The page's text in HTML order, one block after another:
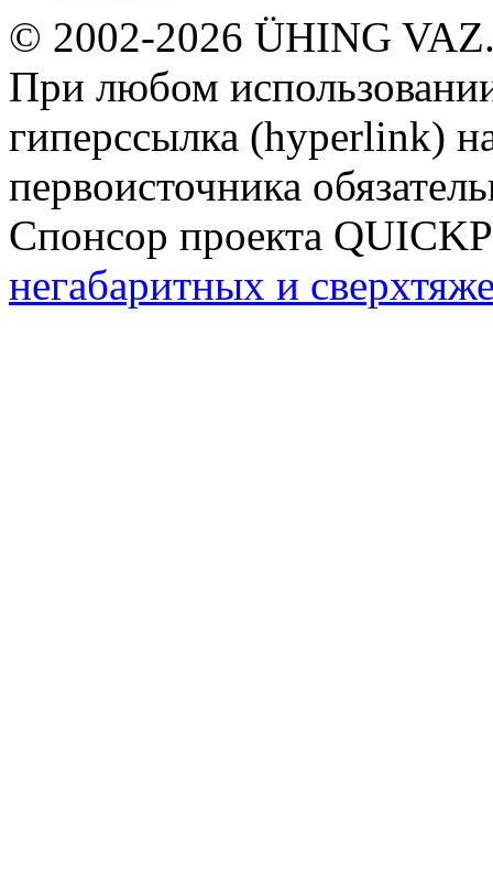
© 2002-2026 ÜHING
При любом
гиперссылка (hyperlink)
первоисточника
Спонсор проекта
негабаритных и